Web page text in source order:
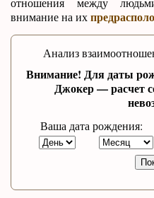
внимание на их
Анализ
Внимание! Для даты
Джокер — расчет
Ваша дата рождения: